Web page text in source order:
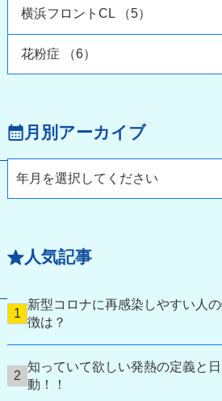
横浜フロントCL （5）
花粉症 （6）
月別アーカイブ
年月を選択してください
人気記事
新型コロナに再感染しやすい人
徴は？
知っていて欲しい発熱の定義と
動！！